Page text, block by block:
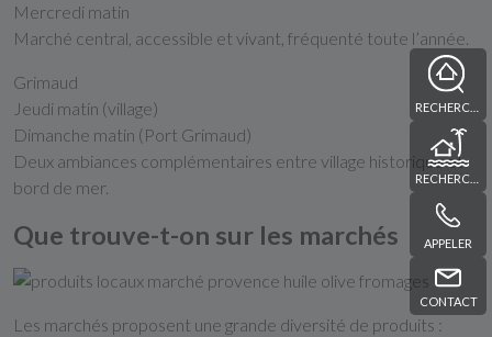
APPELER
CONTACT
Mercredi matin
Marché central, accessible et vivant, fréquenté toute l’année.
Grimaud
Jeudi matin (village)
Dimanche matin (Port Grimaud)
Deux ambiances complémentaires entre village historique et
bord de mer.
Que trouve-t-on sur les marchés
Les marchés proposent une grande diversité de produits :